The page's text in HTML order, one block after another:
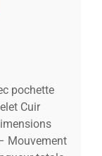
pochette
Cuir
Mouvement